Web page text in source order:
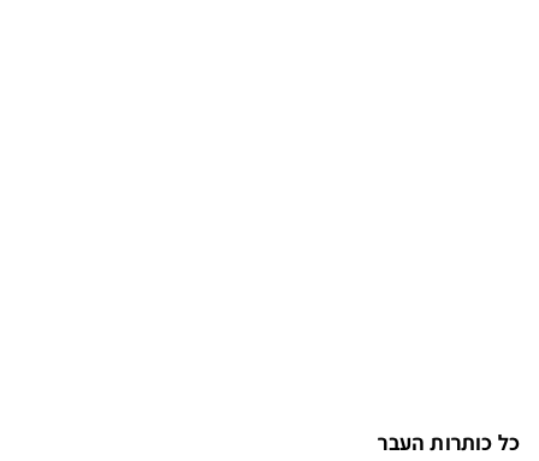
כל כותרות העבר